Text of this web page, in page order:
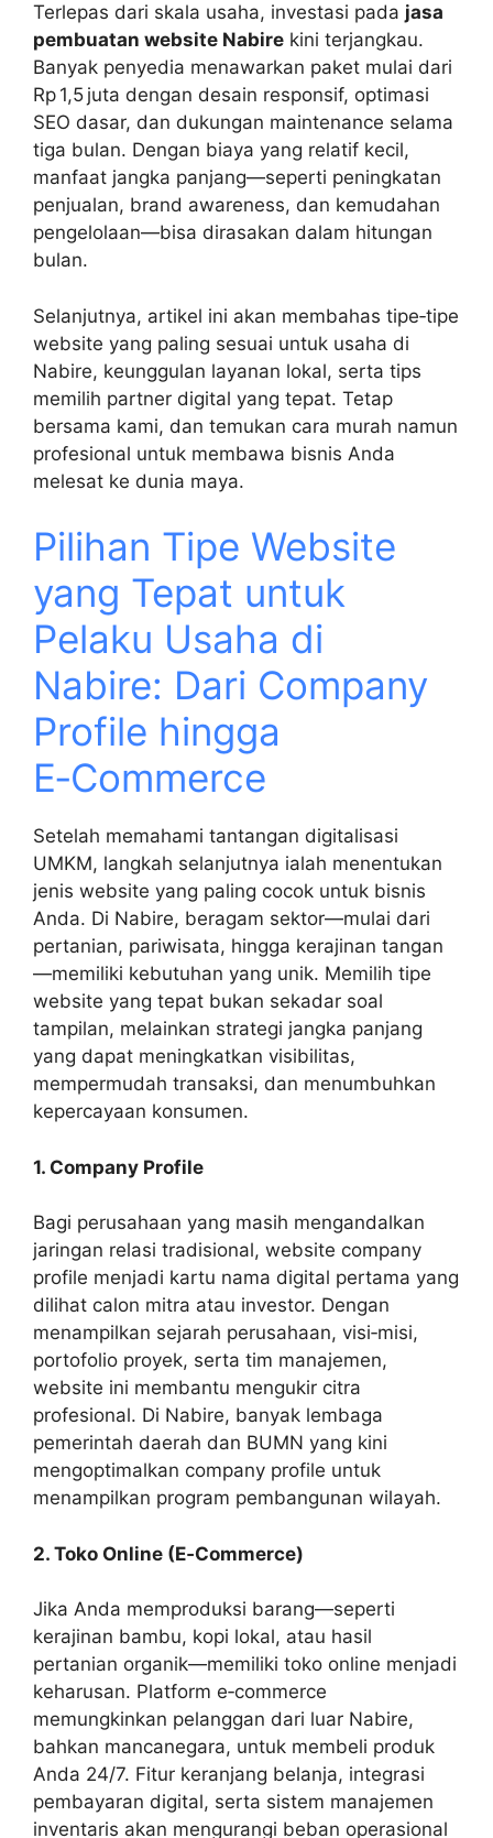
Terlepas dari skala usaha, investasi pada jasa
pembuatan website Nabire kini terjangkau.
Banyak penyedia menawarkan paket mulai dari
Rp 1,5 juta dengan desain responsif, optimasi
SEO dasar, dan dukungan maintenance selama
tiga bulan. Dengan biaya yang relatif kecil,
manfaat jangka panjang—seperti peningkatan
penjualan, brand awareness, dan kemudahan
pengelolaan—bisa dirasakan dalam hitungan
bulan.
Selanjutnya, artikel ini akan membahas tipe‑tipe
website yang paling sesuai untuk usaha di
Nabire, keunggulan layanan lokal, serta tips
memilih partner digital yang tepat. Tetap
bersama kami, dan temukan cara murah namun
profesional untuk membawa bisnis Anda
melesat ke dunia maya.
Pilihan Tipe Website
yang Tepat untuk
Pelaku Usaha di
Nabire: Dari Company
Profile hingga
E‑Commerce
Setelah memahami tantangan digitalisasi
UMKM, langkah selanjutnya ialah menentukan
jenis website yang paling cocok untuk bisnis
Anda. Di Nabire, beragam sektor—mulai dari
pertanian, pariwisata, hingga kerajinan tangan
—memiliki kebutuhan yang unik. Memilih tipe
website yang tepat bukan sekadar soal
tampilan, melainkan strategi jangka panjang
yang dapat meningkatkan visibilitas,
mempermudah transaksi, dan menumbuhkan
kepercayaan konsumen.
1. Company Profile
Bagi perusahaan yang masih mengandalkan
jaringan relasi tradisional, website company
profile menjadi kartu nama digital pertama yang
dilihat calon mitra atau investor. Dengan
menampilkan sejarah perusahaan, visi‑misi,
portofolio proyek, serta tim manajemen,
website ini membantu mengukir citra
profesional. Di Nabire, banyak lembaga
pemerintah daerah dan BUMN yang kini
mengoptimalkan company profile untuk
menampilkan program pembangunan wilayah.
2. Toko Online (E‑Commerce)
Jika Anda memproduksi barang—seperti
kerajinan bambu, kopi lokal, atau hasil
pertanian organik—memiliki toko online menjadi
keharusan. Platform e‑commerce
memungkinkan pelanggan dari luar Nabire,
bahkan mancanegara, untuk membeli produk
Anda 24/7. Fitur keranjang belanja, integrasi
pembayaran digital, serta sistem manajemen
inventaris akan mengurangi beban operasional